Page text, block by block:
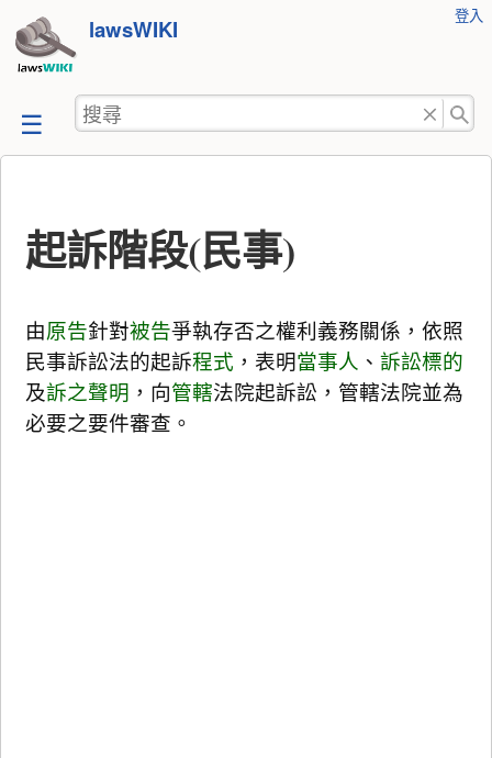
跳
至
容
lawsWIKI
工
登入
搜
尋
起訴階段(民事)
由原告針對被告爭執存否之權利義務關係，依照
民事訴訟法的起訴程式 ，表明當事人 、訴訟標的
及訴之聲明 ，向管轄法院起訴訟，管轄法院並為
必要之要件審查。